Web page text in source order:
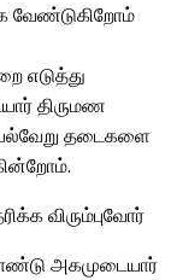
வேண்டுகிறோம்
எடுத்து
திருமண
தடைகளை
விரும்புவோர்
அகமுடையார்